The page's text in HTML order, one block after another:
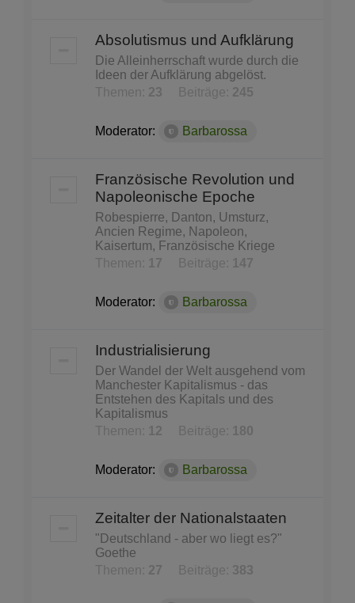
Absolutismus und Aufklärung
Die Alleinherrschaft wurde durch die
Ideen der Aufklärung abgelöst.
Themen: 23 Beiträge: 245
Moderator: Barbarossa
Französische Revolution und
Napoleonische Epoche
Robespierre, Danton, Umsturz,
Ancien Regime, Napoleon,
Kaisertum, Französische Kriege
Themen:
17 Beiträge: 147
Moderator: Barbarossa
Industrialisierung
Der Wandel der Welt ausgehend vom
Manchester Kapitalismus - das
Entstehen des Kapitals und des
Kapitalismus
Themen:
12 Beiträge: 180
Moderator: Barbarossa
Zeitalter der Nationalstaaten
"Deutschland - aber wo liegt es?"
Goethe
Themen: 27 Beiträge: 383